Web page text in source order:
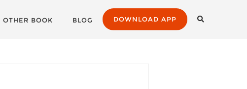
OTHER BOOK BLOG DOWNLOAD APP